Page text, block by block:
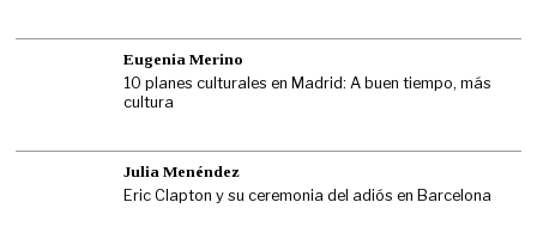
Eugenia Merino
10 planes culturales en Madrid: A buen tiempo, más
cultura
Julia Menéndez
Eric Clapton y su ceremonia del adiós en Barcelona